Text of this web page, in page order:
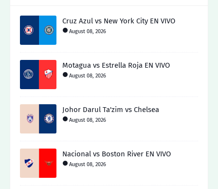
Cruz Azul vs New York City EN VIVO
August 08, 2026
Motagua vs Estrella Roja EN VIVO
August 08, 2026
Johor Darul Ta'zim vs Chelsea
August 08, 2026
Nacional vs Boston River EN VIVO
August 08, 2026